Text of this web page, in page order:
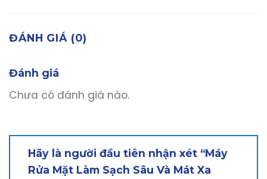
ĐÁNH GIÁ (0)
Đánh giá
Chưa có đánh giá nào.
Hãy là người đầu tiên nhận xét “Máy
Rửa Mặt Làm Sạch Sâu Và Mát Xa